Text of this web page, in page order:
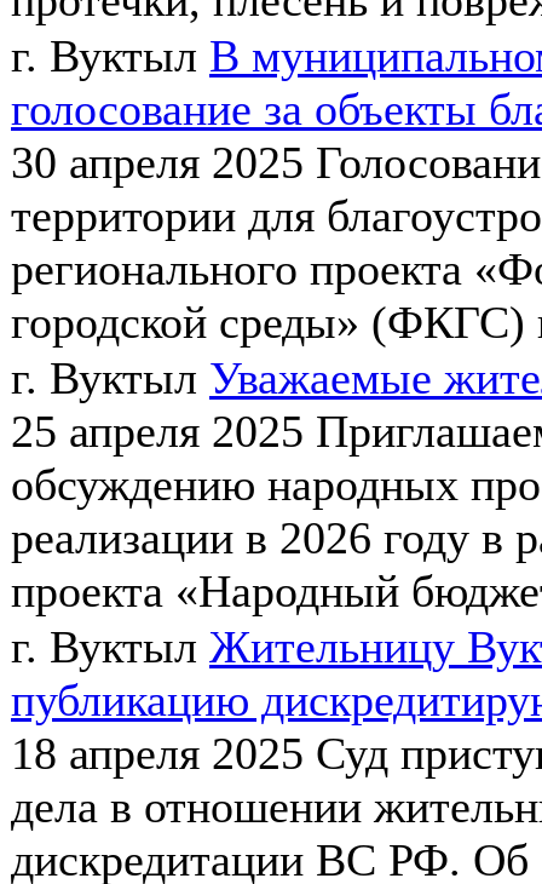
г. Вуктыл В
голосование за объекты
30 апреля 2025
территории для
регионального проекта
городской среды» (ФКГС)
г. Вуктыл Уважаемые
25 апреля 2025
обсуждению народных
реализации в 2026 году в
проекта «Народный
г. Вуктыл Жительницу
публикацию
18 апреля 2025 Суд
дела в отношении
дискредитации ВС РФ. Об